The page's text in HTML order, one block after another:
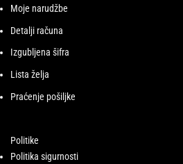
Moje narudžbe
Detalji računa
Izgubljena šifra
Lista želja
Praćenje pošiljke
Politike
Politika sigurnosti